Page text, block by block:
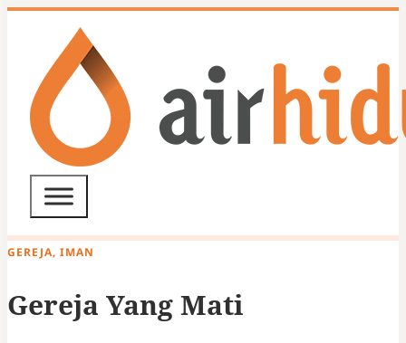
GEREJA, IMAN
Gereja Yang Mati